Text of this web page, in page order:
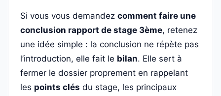
Si vous vous demandez comment faire une
conclusion rapport de stage 3ème, retenez
une idée simple : la conclusion ne répète pas
l’introduction, elle fait le bilan. Elle sert à
fermer le dossier proprement en rappelant
les points clés du stage, les principaux